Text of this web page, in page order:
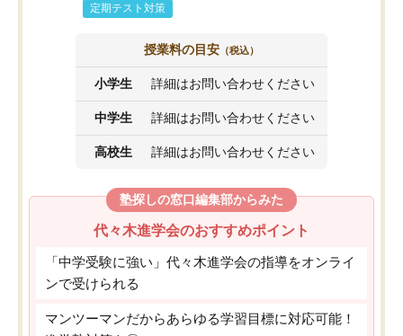
定期テスト対策
授業料の目安 （税込）
小学生 詳細はお問い合わせください
中学生 詳細はお問い合わせください
高校生 詳細はお問い合わせください
塾探しの窓口編集部からみた
代々木進学会のおすすめポイント
「中学受験に強い」代々木進学会の指導をオンライ
ンで受けられる
マンツーマンだからあらゆる学習目標に対応可能！